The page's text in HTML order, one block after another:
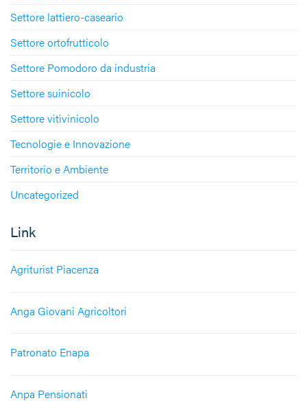
Settore lattiero-caseario
Settore ortofrutticolo
Settore Pomodoro da industria
Settore suinicolo
Settore vitivinicolo
Tecnologie e Innovazione
Territorio e Ambiente
Uncategorized
Link
Agriturist Piacenza
Anga Giovani Agricoltori
Patronato Enapa
Anpa Pensionati